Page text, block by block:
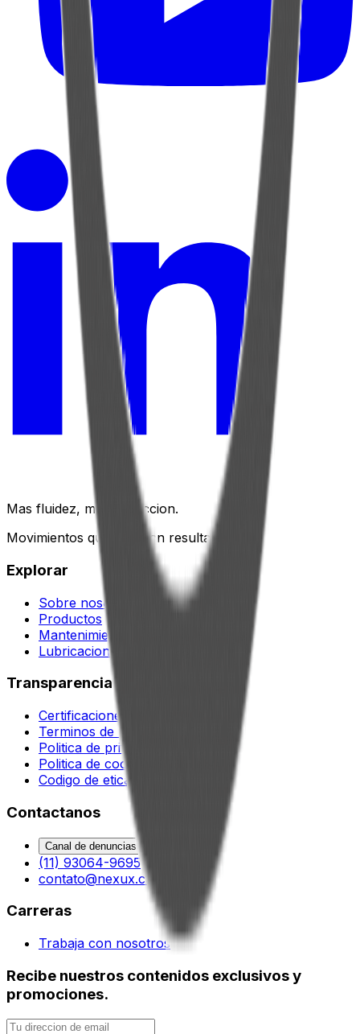
Mas fluidez, menos friccion.
Movimientos que generan resultados.
Explorar
Sobre nosotros
Productos
Mantenimiento predictivo
Lubricacion industrial
Transparencia
Certificaciones
Terminos de uso
Politica de privacidad
Politica de cookies
Codigo de etica y conducta
Contactanos
Canal de denuncias
(11) 93064-9695
contato@nexux.com.br
Carreras
Trabaja con nosotros
Recibe nuestros contenidos exclusivos y
promociones.